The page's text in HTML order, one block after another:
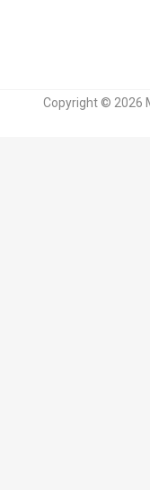
Copyright © 2026